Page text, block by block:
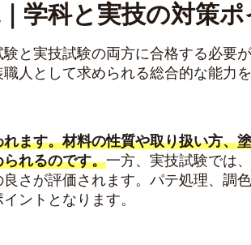
学科と実技の対策ポ
と実技試験の両方に合格する必要
人として求められる総合的な能力
ます。材料の性質や取り扱い方、
れるのです。一方、実技試験では
さが評価されます。パテ処理、調
ントとなります。